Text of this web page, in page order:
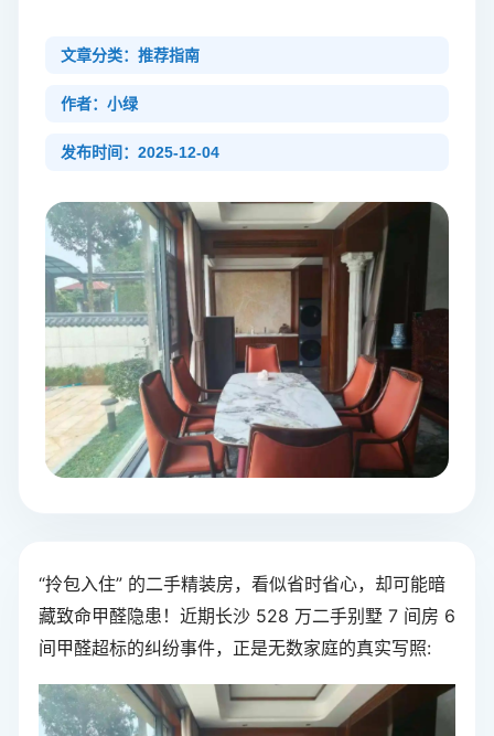
文章分类：推荐指南
作者：小绿
发布时间：2025-12-04
“拎包入住” 的二手精装房，看似省时省心，却可能暗
藏致命甲醛隐患！近期长沙 528 万二手别墅 7 间房 6
间甲醛超标的纠纷事件，正是无数家庭的真实写照: